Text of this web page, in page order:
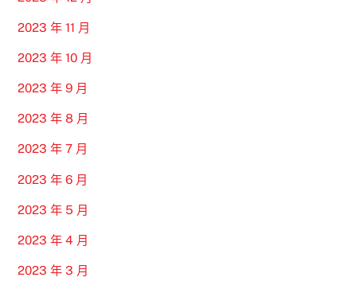
2023 年 11 月
2023 年 10 月
2023 年 9 月
2023 年 8 月
2023 年 7 月
2023 年 6 月
2023 年 5 月
2023 年 4 月
2023 年 3 月